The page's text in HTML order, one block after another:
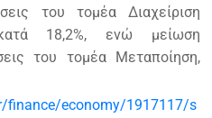
του τομέα Διαχείριση
18,2%, ενώ μείωση
του τομέα Μεταποίηση,
finance/economy/1917117/s